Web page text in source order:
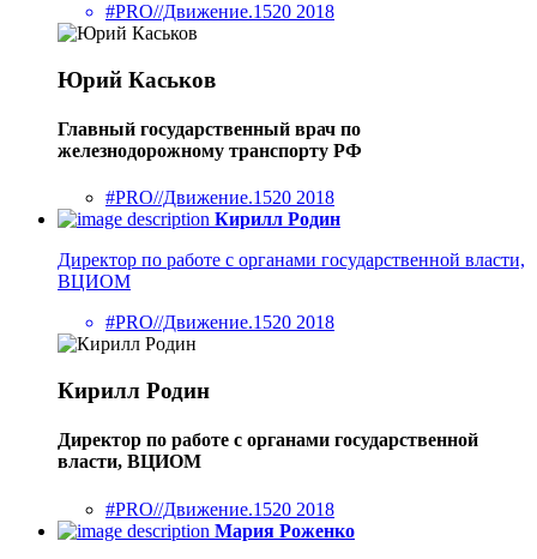
#PRO//Движение.1520 2018
Юрий Каськов
Главный государственный врач по
железнодорожному транспорту РФ
#PRO//Движение.1520 2018
Кирилл Родин
Директор по работе с органами государственной власти,
ВЦИОМ
#PRO//Движение.1520 2018
Кирилл Родин
Директор по работе с органами государственной
власти, ВЦИОМ
#PRO//Движение.1520 2018
Мария Роженко